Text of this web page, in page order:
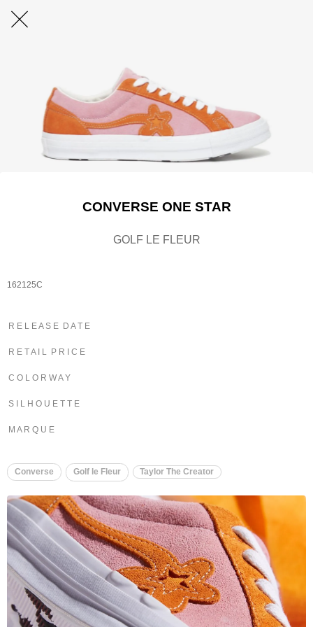
CONVERSE ONE STAR
GOLF LE FLEUR
162125C
R E L E A S E D A T E
R E T A I L P R I C E
C O L O R W A Y
S I L H O U E T T E
M A R Q U E
Converse Golf le Fleur Taylor The Creator